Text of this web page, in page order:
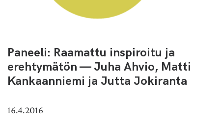
Paneeli: Raamattu inspiroitu ja
erehtymätön — Juha Ahvio, Matti
Kankaanniemi ja Jutta Jokiranta
16.4.2016